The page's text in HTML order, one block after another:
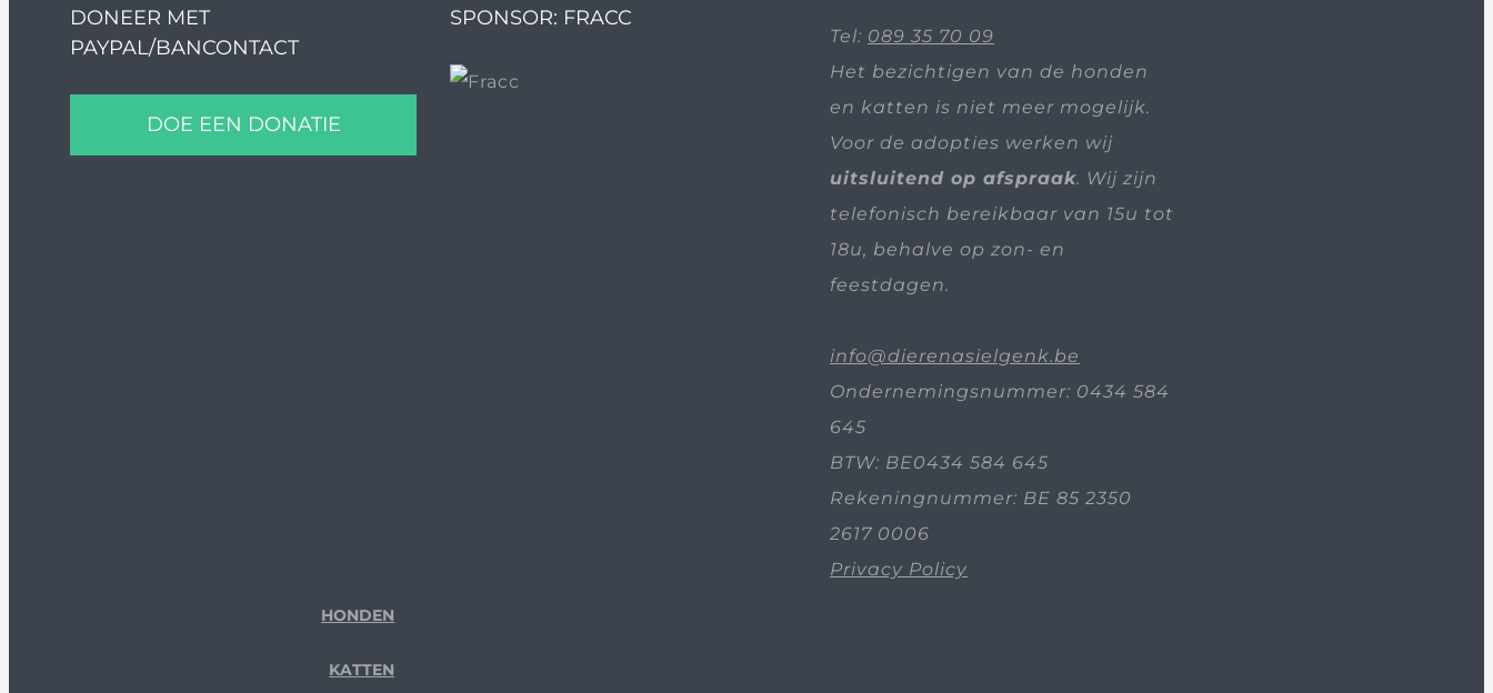
DONEER MET
PAYPAL/BANCONTACT
DOE EEN DONATIE
SPONSOR: FRACC
Tel: 089 35 70 09
Het bezichtigen van de honden
en katten is niet meer mogelijk.
Voor de adopties werken wij
uitsluitend op afspraak. Wij zijn
telefonisch bereikbaar van 15u tot
18u, behalve op zon- en
feestdagen.
info@dierenasielgenk.be
Ondernemingsnummer: 0434 584
645
BTW: BE0434 584 645
Rekeningnummer: BE 85 2350
2617 0006
Privacy Policy
HONDEN
KATTEN